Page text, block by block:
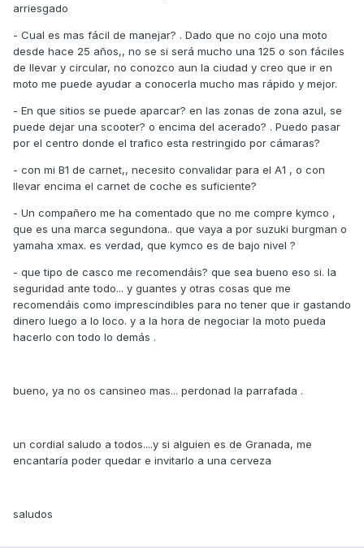
arriesgado
- Cual es mas fácil de manejar? . Dado que no cojo una moto
desde hace 25 años,, no se si será mucho una 125 o son fáciles
de llevar y circular, no conozco aun la ciudad y creo que ir en
moto me puede ayudar a conocerla mucho mas rápido y mejor.
- En que sitios se puede aparcar? en las zonas de zona azul, se
puede dejar una scooter? o encima del acerado? . Puedo pasar
por el centro donde el trafico esta restringido por cámaras?
- con mi B1 de carnet,, necesito convalidar para el A1 , o con
llevar encima el carnet de coche es suficiente?
- Un compañero me ha comentado que no me compre kymco ,
que es una marca segundona.. que vaya a por suzuki burgman o
yamaha xmax. es verdad, que kymco es de bajo nivel ?
- que tipo de casco me recomendáis? que sea bueno eso si. la
seguridad ante todo... y guantes y otras cosas que me
recomendáis como imprescindibles para no tener que ir gastando
dinero luego a lo loco. y a la hora de negociar la moto pueda
hacerlo con todo lo demás .
bueno, ya no os cansineo mas... perdonad la parrafada .
un cordial saludo a todos....y si alguien es de Granada, me
encantaría poder quedar e invitarlo a una cerveza
saludos